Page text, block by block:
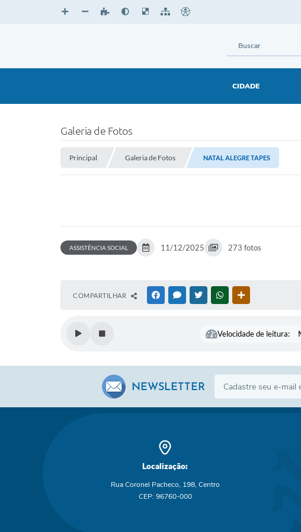
CIDADE
Galeria de Fotos
Principal Galeria de Fotos NATAL ALEGRE TAPES
ASSISTÊNCIA SOCIAL 11/12/2025 273 fotos
COMPARTILHAR FACEBOOKMESSENGER
TWITTERWHATSAPP
Velocidade de leitura:
NEWSLETTER
Localização:
Rua Coronel Pacheco, 198, Centro
CEP: 96760-000